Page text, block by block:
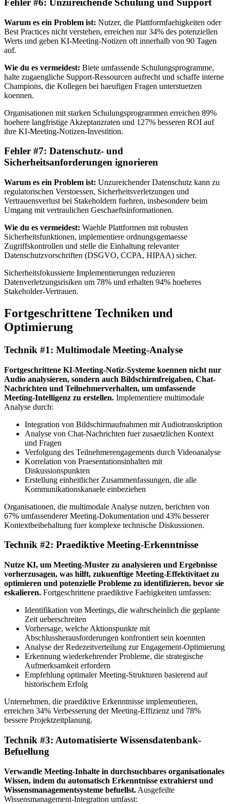
Fehler #6: Unzureichende Schulung und Support
Warum es ein Problem ist: Nutzer, die Plattformfaehigkeiten oder
Best Practices nicht verstehen, erreichen nur 34% des potenziellen
Werts und geben KI-Meeting-Notizen oft innerhalb von 90 Tagen
auf.
Wie du es vermeidest: Biete umfassende Schulungsprogramme,
halte zugaengliche Support-Ressourcen aufrecht und schaffe interne
Champions, die Kollegen bei haeufigen Fragen unterstuetzen
koennen.
Organisationen mit starken Schulungsprogrammen erreichen 89%
hoehere langfristige Akzeptanzraten und 127% besseren ROI auf
ihre KI-Meeting-Notizen-Investition.
Fehler #7: Datenschutz- und
Sicherheitsanforderungen ignorieren
Warum es ein Problem ist: Unzureichender Datenschutz kann zu
regulatorischen Verstoessen, Sicherheitsverletzungen und
Vertrauensverlust bei Stakeholdern fuehren, insbesondere beim
Umgang mit vertraulichen Geschaeftsinformationen.
Wie du es vermeidest: Waehle Plattformen mit robusten
Sicherheitsfunktionen, implementiere ordnungsgemaesse
Zugriffskontrollen und stelle die Einhaltung relevanter
Datenschutzvorschriften (DSGVO, CCPA, HIPAA) sicher.
Sicherheitsfokussierte Implementierungen reduzieren
Datenverletzungsrisiken um 78% und erhalten 94% hoeheres
Stakeholder-Vertrauen.
Fortgeschrittene Techniken und
Optimierung
Technik #1: Multimodale Meeting-Analyse
Fortgeschrittene KI-Meeting-Notiz-Systeme koennen nicht nur
Audio analysieren, sondern auch Bildschirmfreigaben, Chat-
Nachrichten und Teilnehmerverhalten, um umfassende
Meeting-Intelligenz zu erstellen. Implementiere multimodale
Analyse durch:
Integration von Bildschirmaufnahmen mit Audiotranskription
Analyse von Chat-Nachrichten fuer zusaetzlichen Kontext
und Fragen
Verfolgung des Teilnehmerengagements durch Videoanalyse
Korrelation von Praesentationsinhalten mit
Diskussionspunkten
Erstellung einheitlicher Zusammenfassungen, die alle
Kommunikationskanaele einbeziehen
Organisationen, die multimodale Analyse nutzen, berichten von
67% umfassenderer Meeting-Dokumentation und 43% besserer
Kontextbeibehaltung fuer komplexe technische Diskussionen.
Technik #2: Praediktive Meeting-Erkenntnisse
Nutze KI, um Meeting-Muster zu analysieren und Ergebnisse
vorherzusagen, was hilft, zukuenftige Meeting-Effektivitaet zu
optimieren und potenzielle Probleme zu identifizieren, bevor sie
eskalieren. Fortgeschrittene praediktive Faehigkeiten umfassen:
Identifikation von Meetings, die wahrscheinlich die geplante
Zeit ueberschreiten
Vorhersage, welche Aktionspunkte mit
Abschlussherausforderungen konfrontiert sein koennten
Analyse der Redezeitverteilung zur Engagement-Optimierung
Erkennung wiederkehrender Probleme, die strategische
Aufmerksamkeit erfordern
Empfehlung optimaler Meeting-Strukturen basierend auf
historischem Erfolg
Unternehmen, die praediktive Erkenntnisse implementieren,
erreichen 34% Verbesserung der Meeting-Effizienz und 78%
bessere Projektzeitplanung.
Technik #3: Automatisierte Wissensdatenbank-
Befuellung
Verwandle Meeting-Inhalte in durchsuchbares organisationales
Wissen, indem du automatisch Erkenntnisse extrahierst und
Wissensmanagementsysteme befuellst. Ausgefeilte
Wissensmanagement-Integration umfasst: